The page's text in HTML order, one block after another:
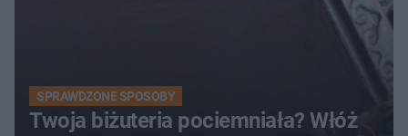
SPRAWDZONE SPOSOBY
Twoja biżuteria pociemniała? Włóż